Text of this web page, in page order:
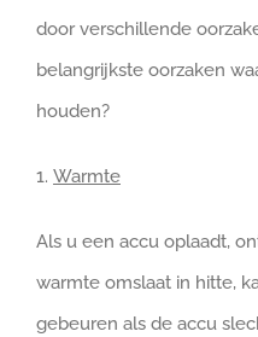
door verschillende
belangrijkste oorzaken
houden?
1. Warmte
Als u een accu oplaadt,
warmte omslaat in hitte,
gebeuren als de accu